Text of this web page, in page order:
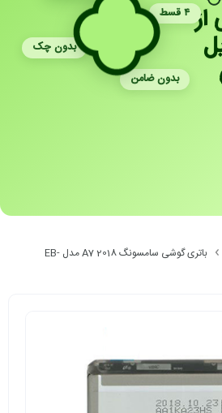
۴ قسط
بدون چک
بدون ضامن
باتری گوشی سامسونگ A7 2018 مدل EB-